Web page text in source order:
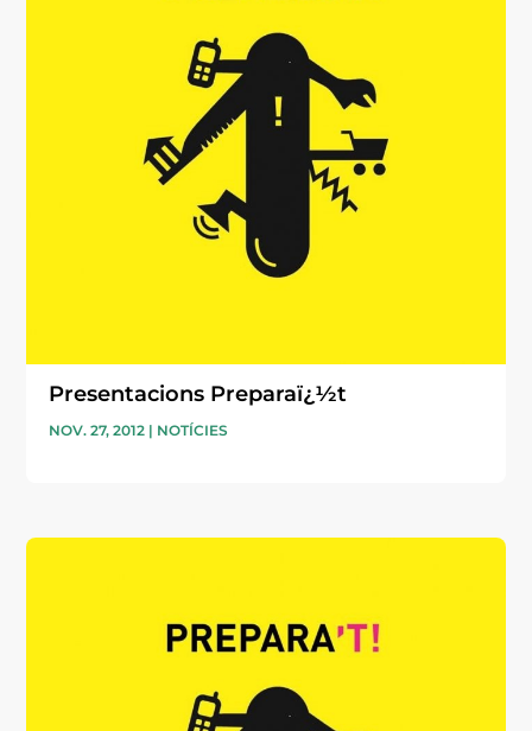
Presentacions Preparaï¿½t
NOV. 27, 2012 | NOTÍCIES